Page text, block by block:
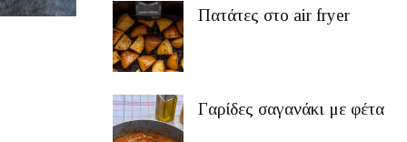
Πατάτες στο air fryer
Γαρίδες σαγανάκι με φέτα